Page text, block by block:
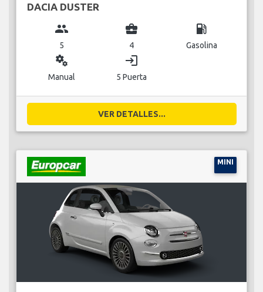
DACIA DUSTER
group
5
business_center
4
local_gas_station
Gasolina
miscellaneous_services
Manual
login
5 Puerta
VER DETALLES...
MINI